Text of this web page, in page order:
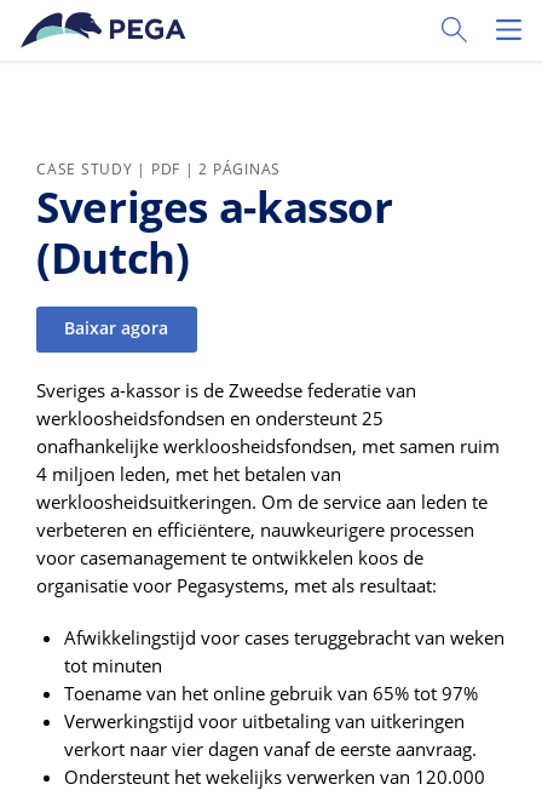
Pular para o conteúdo principal
Toggle
CASE STUDY | PDF | 2 PÁGINAS
Sveriges a-kassor
(Dutch)
Baixar agora
Sveriges a-kassor is de Zweedse federatie van
werkloosheidsfondsen en ondersteunt 25
onafhankelijke werkloosheidsfondsen, met samen ruim
4 miljoen leden, met het betalen van
werkloosheidsuitkeringen. Om de service aan leden te
verbeteren en efficiëntere, nauwkeurigere processen
voor casemanagement te ontwikkelen koos de
organisatie voor Pegasystems, met als resultaat:
Afwikkelingstijd voor cases teruggebracht van weken
tot minuten
Toename van het online gebruik van 65% tot 97%
Verwerkingstijd voor uitbetaling van uitkeringen
verkort naar vier dagen vanaf de eerste aanvraag.
Ondersteunt het wekelijks verwerken van 120.000